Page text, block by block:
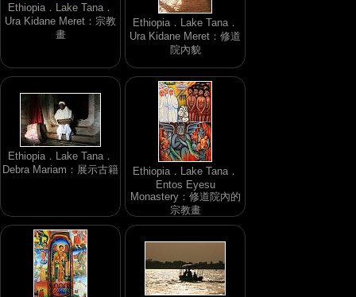
Ethiopia．Lake Tana．
Ura Kidane Meret：宗教
畫
Ethiopia．Lake Tana．
Ura Kidane Meret：修道
院內貌
Ethiopia．Lake Tana．
Debra Mariam：展示古籍
Ethiopia．Lake Tana．
Entos Eyesu
Monastery：修道院內的
宗教畫